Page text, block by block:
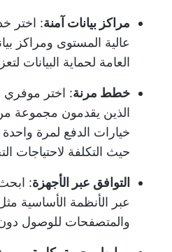
مراكز بيانات آمنة: اختر
عالية المستوى ومراكز
العامة لحماية البيانات
خطط مرنة: اختر موفري
الذين يقدمون مجموعة
خيارات الدفع لمرة
حيث التكلفة لاحتياجات
التوافق عبر الأجهزة:
عبر الأنظمة الأساسية
والمتصفحات للوصول